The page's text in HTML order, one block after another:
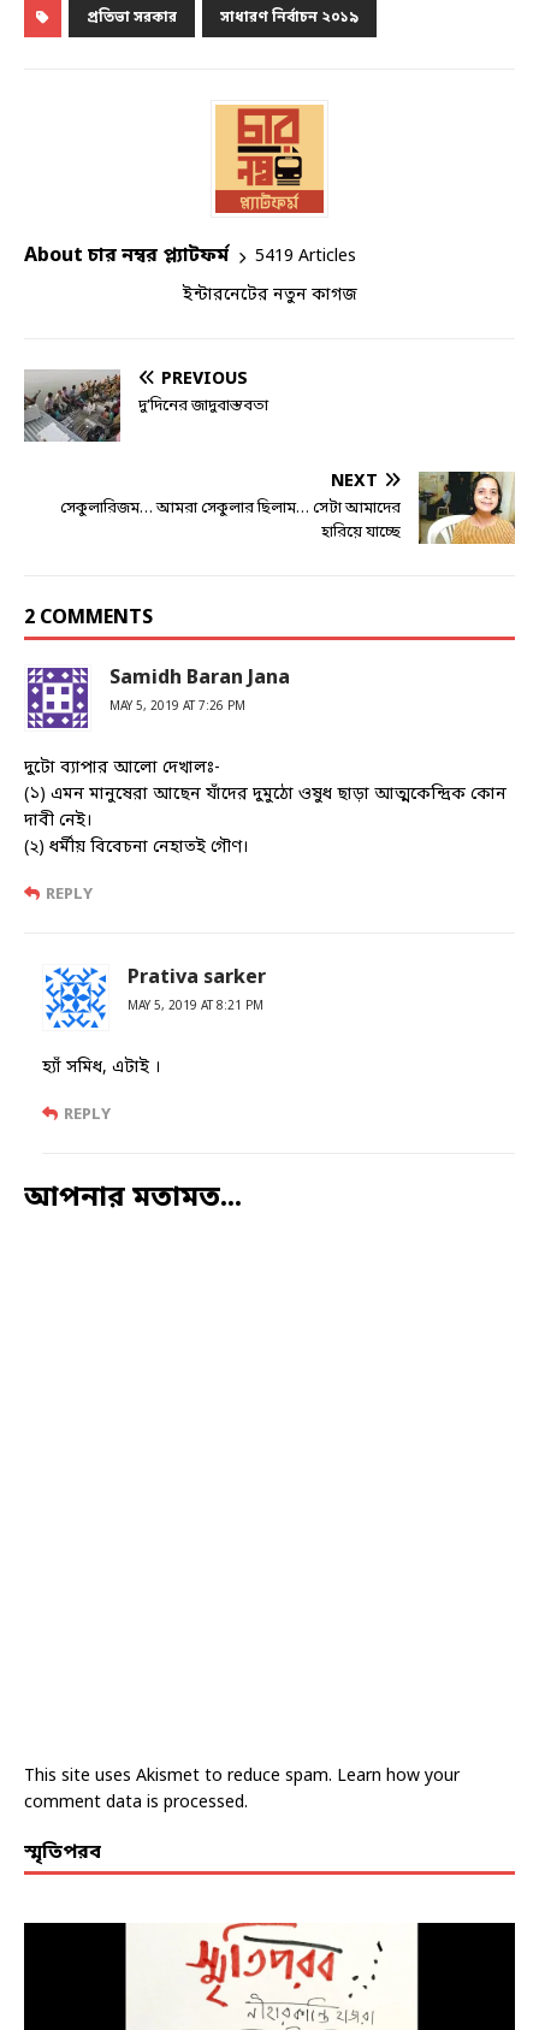
প্রতিভা সরকার সাধারণ নির্বাচন ২০১৯
About চার নম্বর প্ল্যাটফর্ম
5419 Articles
ইন্টারনেটের নতুন কাগজ
PREVIOUS
দু’দিনের জাদুবাস্তবতা
NEXT
সেকুলারিজম… আমরা সেকুলার ছিলাম… সেটা আমাদের
হারিয়ে যাচ্ছে
2 COMMENTS
Samidh Baran Jana
MAY 5, 2019 AT 7:26 PM
দুটো ব্যাপার আলো দেখালঃ-
(১) এমন মানুষেরা আছেন যাঁদের দুমুঠো ওষুধ ছাড়া আত্মকেন্দ্রিক কোন
দাবী নেই।
(২) ধর্মীয় বিবেচনা নেহাতই গৌণ।
REPLY
Prativa sarker
MAY 5, 2019 AT 8:21 PM
হ্যাঁ সমিধ, এটাই ।
REPLY
আপনার মতামত...
This site uses Akismet to reduce spam. Learn how your
comment data is processed.
স্মৃতিপরব